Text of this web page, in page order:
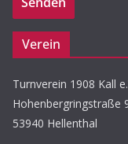
Verein
Turnverein 1908 Kall
Hohenbergringstraße
53940 Hellenthal